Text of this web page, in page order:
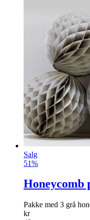
Salg
51%
Honeycomb
Pakke med 3 grå
kr